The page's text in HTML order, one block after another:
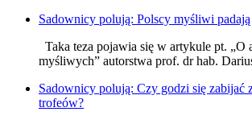
Sadownicy polują: Polscy myśliwi
Taka teza pojawia się w artykule pt. „O
myśliwych” autorstwa prof. dr hab.
Sadownicy polują: Czy godzi się zabijać
trofeów?